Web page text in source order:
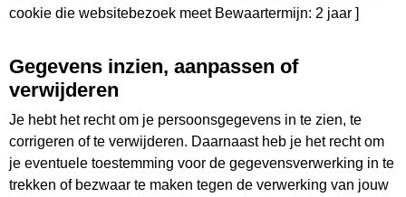
cookie die websitebezoek meet Bewaartermijn: 2 jaar ]
Gegevens inzien, aanpassen of
verwijderen
Je hebt het recht om je persoonsgegevens in te zien, te
corrigeren of te verwijderen. Daarnaast heb je het recht om
je eventuele toestemming voor de gegevensverwerking in te
trekken of bezwaar te maken tegen de verwerking van jouw